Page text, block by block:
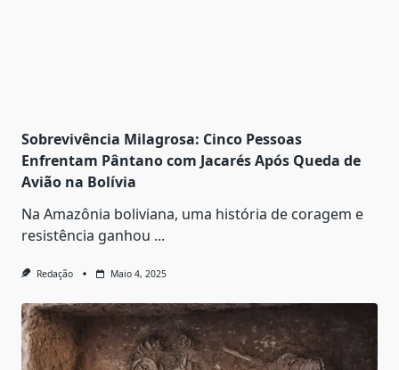
Sobrevivência Milagrosa: Cinco Pessoas
Enfrentam Pântano com Jacarés Após Queda de
Avião na Bolívia
Na Amazônia boliviana, uma história de coragem e
resistência ganhou ...
Redação Maio 4, 2025